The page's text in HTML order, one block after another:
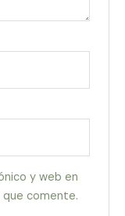
y web en
que comente.